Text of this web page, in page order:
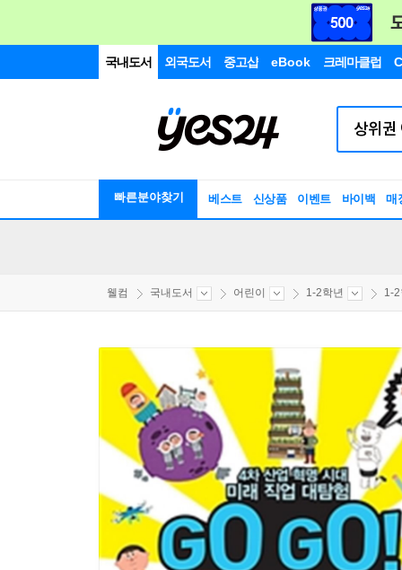
국내도서 외국도서 중고샵 eBook 크레마클럽
빠른분야찾기 베스트 신상품 이벤트 바이백 매
웰컴 국내도서 어린이 1-2학년 1-